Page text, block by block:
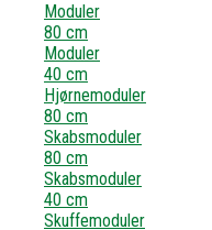
Moduler
80 cm
Moduler
40 cm
Hjørnemoduler
80 cm
Skabsmoduler
80 cm
Skabsmoduler
40 cm
Skuffemoduler